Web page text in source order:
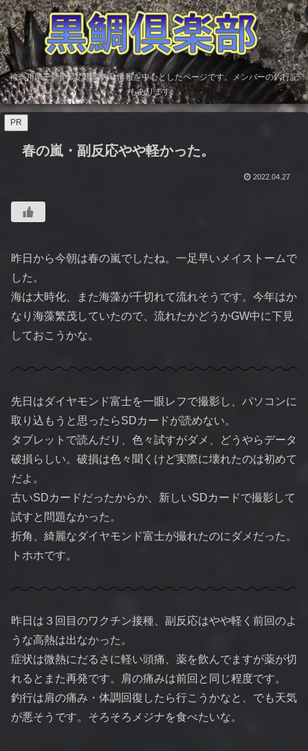
神奈川県三浦半島の黒鯛釣り情報を中心としたページです。メンバーの釣行記
もあります。
PR
春の嵐・副反応やや軽かった。
2022.04.27
昨日から今朝は春の嵐でしたね。一足早いメイストームで
した。
海は大時化、また海藻が千切れて流れそうです。今年はか
なり海藻繁茂していたので、流れたかどうかGW中に下見
しておこうかな。
先日はダイヤモンド富士を一眼レフで撮影し、パソコンに
取り込もうと思ったらSDカードが読めない。
タブレットで読んだり、色々試すがダメ、どうやらデータ
破損らしい。破損は色々聞くけど実際に壊れたのは初めて
だよ。
古いSDカードだったからか、新しいSDカードで撮影して
試すと問題なかった。
折角、綺麗なダイヤモンド富士が撮れたのにダメだった。
トホホです。
昨日は３回目のワクチン接種、副反応はやや軽く前回のよ
うな高熱は出なかった。
症状は微熱にだるさに軽い頭痛、薬を飲んでますが薬が切
れるとまた再発です。肩の痛みは前回と同じ程度です。
釣行は肩の痛み・体調回復したら行こうかなと、でも天気
が悪そうです。そろそろメジナを食べたいな。